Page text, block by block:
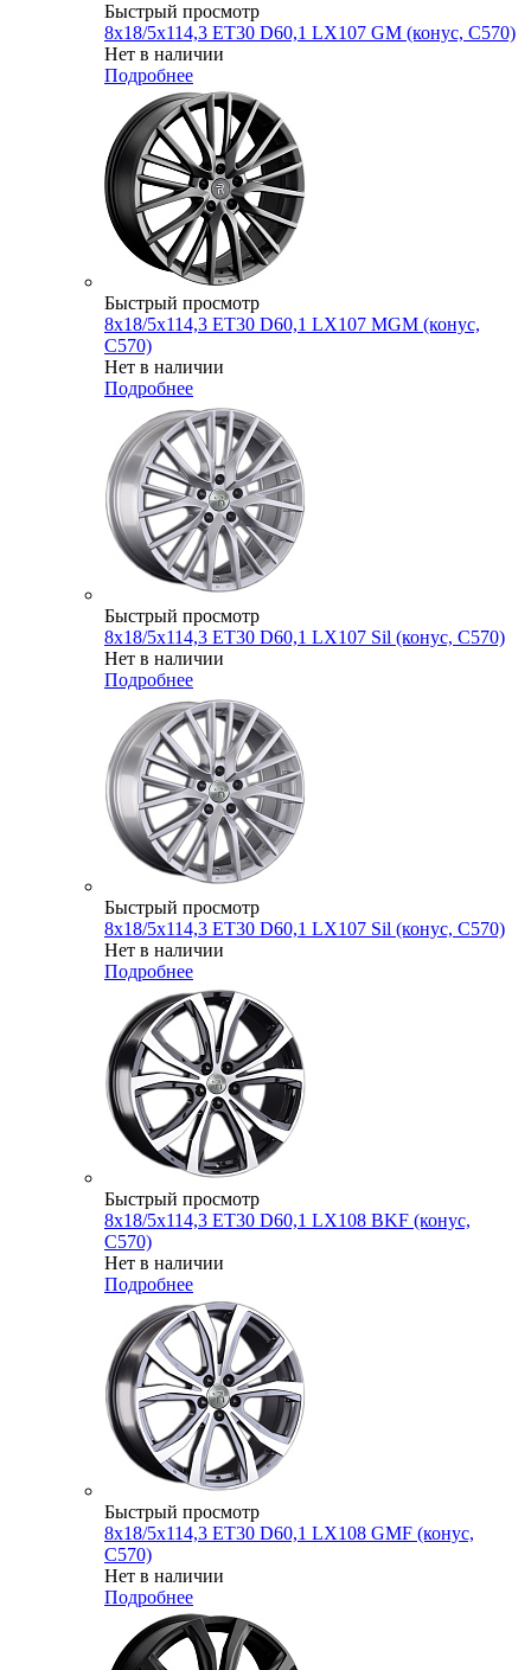
Быстрый просмотр
8x18/5x114,3 ET30 D60,1 LX107 GM (конус, C570)
Нет в наличии
Подробнее
Быстрый просмотр
8x18/5x114,3 ET30 D60,1 LX107 MGM (конус,
C570)
Нет в наличии
Подробнее
Быстрый просмотр
8x18/5x114,3 ET30 D60,1 LX107 Sil (конус, C570)
Нет в наличии
Подробнее
Быстрый просмотр
8x18/5x114,3 ET30 D60,1 LX107 Sil (конус, C570)
Нет в наличии
Подробнее
Быстрый просмотр
8x18/5x114,3 ET30 D60,1 LX108 BKF (конус,
C570)
Нет в наличии
Подробнее
Быстрый просмотр
8x18/5x114,3 ET30 D60,1 LX108 GMF (конус,
C570)
Нет в наличии
Подробнее